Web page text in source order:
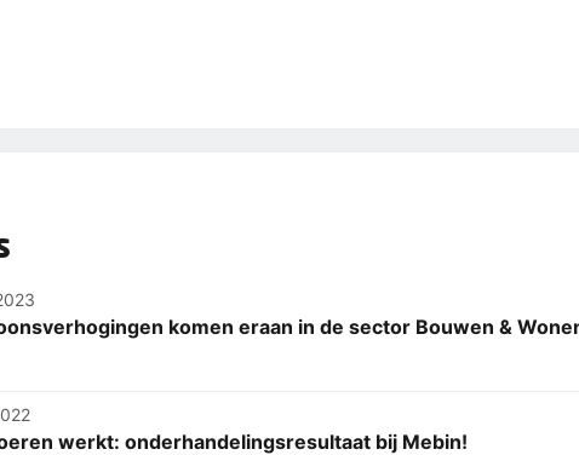
komen eraan in de sector Bouwen &
werkt: onderhandelingsresultaat bij Mebin!